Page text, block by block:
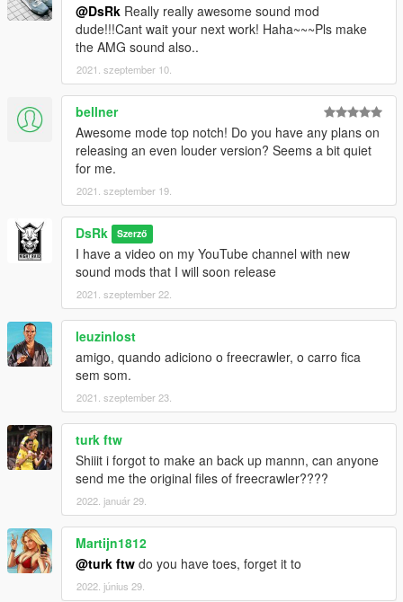
@DsRk Really really awesome sound mod
dude!!!Cant wait your next work! Haha~~~Pls make
the AMG sound also..
2021. szeptember 10.
bellner
Awesome mode top notch! Do you have any plans on
releasing an even louder version? Seems a bit quiet
for me.
2021. szeptember 19.
DsRk Szerző
I have a video on my YouTube channel with new
sound mods that I will soon release
2021. szeptember 22.
leuzinlost
amigo, quando adiciono o freecrawler, o carro fica
sem som.
2021. szeptember 23.
turk ftw
Shiiit i forgot to make an back up mannn, can anyone
send me the original files of freecrawler????
2022. január 29.
Martijn1812
@turk ftw do you have toes, forget it to
2022. június 29.